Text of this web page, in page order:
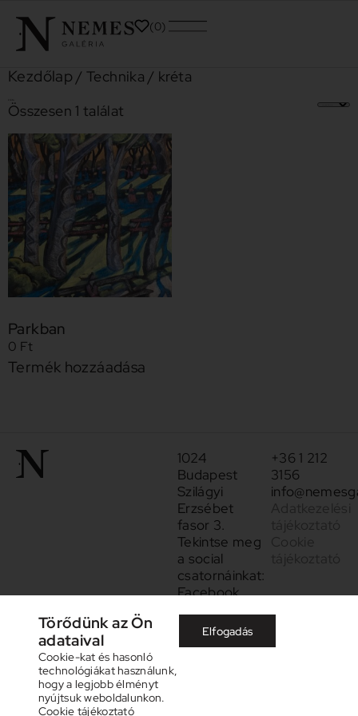
0
Kezdőlap / Technika / kréta
Összesen 1 találat
Parkban
0 Ft
Termék hozzáadása
1024
Budapest
Szilágyi
Erzsébet
fasor 3.
Tekintse meg
a social
csatornáinkat:
Facebook
+36 1 212
3156
Törődünk az Ön
adataival
Cookie-kat és hasonló
technológiákat használunk,
hogy a legjobb élményt
nyújtsuk weboldalunkon.
Cookie tájékoztató
Elfogadás